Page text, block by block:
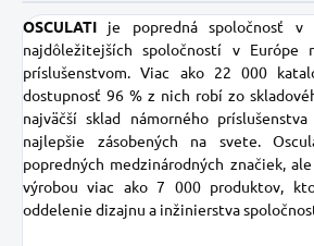
OSCULATI je popredná spoločnosť v
najdôležitejších spoločností v Európe
príslušenstvom. Viac ako 22 000
dostupnosť 96 % z nich robí zo
najväčší sklad námorného
najlepšie zásobených na svete.
popredných medzinárodných značiek,
výrobou viac ako 7 000 produktov,
oddelenie dizajnu a inžinierstva